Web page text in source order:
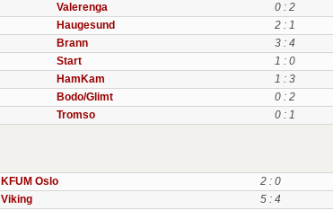
Valerenga
0 : 2
Haugesund
2 : 1
Brann
3 : 4
Start
1 : 0
HamKam
1 : 3
Bodo/Glimt
0 : 2
Tromso 0 : 1
KFUM Oslo
2 : 0
Viking
5 : 4